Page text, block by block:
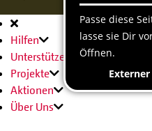
Hauptnavigation
Hilfen
Unterstützen
Projekte
Aktionen
Über Uns